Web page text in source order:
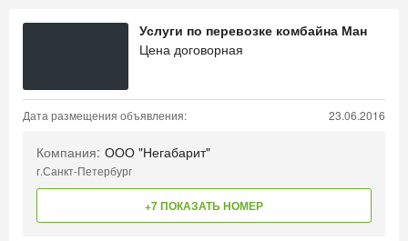
Услуги по перевозке комбайна Ман
Цена договорная
Дата размещения объявления: 23.06.2016
Компания: ООО "Негабарит"
г.Санкт-Петербург
+7 ПОКАЗАТЬ НОМЕР